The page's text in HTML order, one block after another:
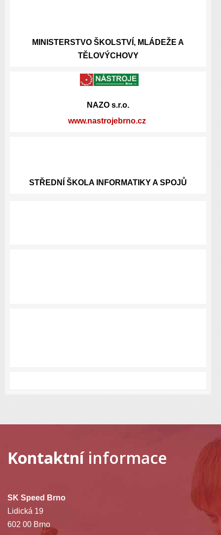
MINISTERSTVO ŠKOLSTVÍ, MLÁDEŽE A
TĚLOVÝCHOVY
NAZO s.r.o.
www.nastrojebrno.cz
STŘEDNÍ ŠKOLA INFORMATIKY A SPOJŮ
Kontaktníinformace
SK Speed Brno
Lidická 19
602 00 Brno